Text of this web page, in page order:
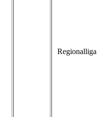
Regionalliga